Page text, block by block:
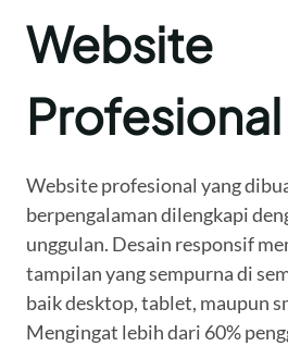
Website
Profesional
Website profesional yang
berpengalaman dilengkapi
unggulan. Desain responsif
tampilan yang sempurna di
baik desktop, tablet, maupun
Mengingat lebih dari 60%